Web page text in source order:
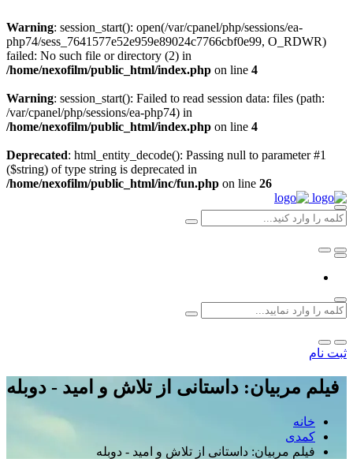
Warning: session_start(): open(/var/cpanel/php/sessions/ea-
php74/sess_7641577e52e959e89024c7766cbf0e99, O_RDWR)
failed: No such file or directory (2) in
/home/nexofilm/public_html/index.php on line 4
Warning: session_start(): Failed to read session data: files (path:
/var/cpanel/php/sessions/ea-php74) in
/home/nexofilm/public_html/index.php on line 4
Deprecated: html_entity_decode(): Passing null to parameter #1
($string) of type string is deprecated in
/home/nexofilm/public_html/inc/fun.php on line 26
ثبت نام
فیلم مربیان: داستانی از تلاش و امید - دوبله
خانه
کمدی
فیلم مربیان: داستانی از تلاش و امید - دوبله